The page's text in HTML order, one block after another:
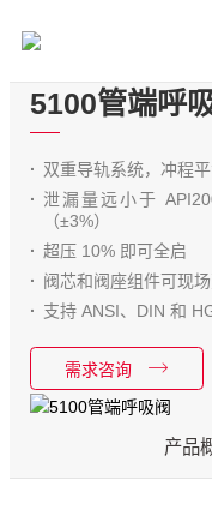
5100管端呼
双重导轨系统，冲程
泄漏量远小于
（±3%）
超压 10% 即可全启
阀芯和阀座组件可现
支持 ANSI、DIN 和
需求咨询
产品